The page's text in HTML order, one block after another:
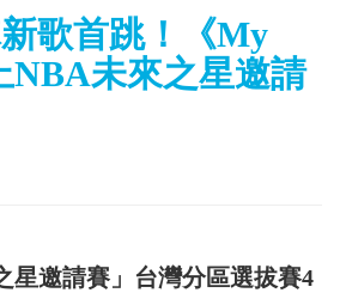
歌首跳！《My
NBA未來之星邀請
星邀請賽」台灣分區選拔賽4